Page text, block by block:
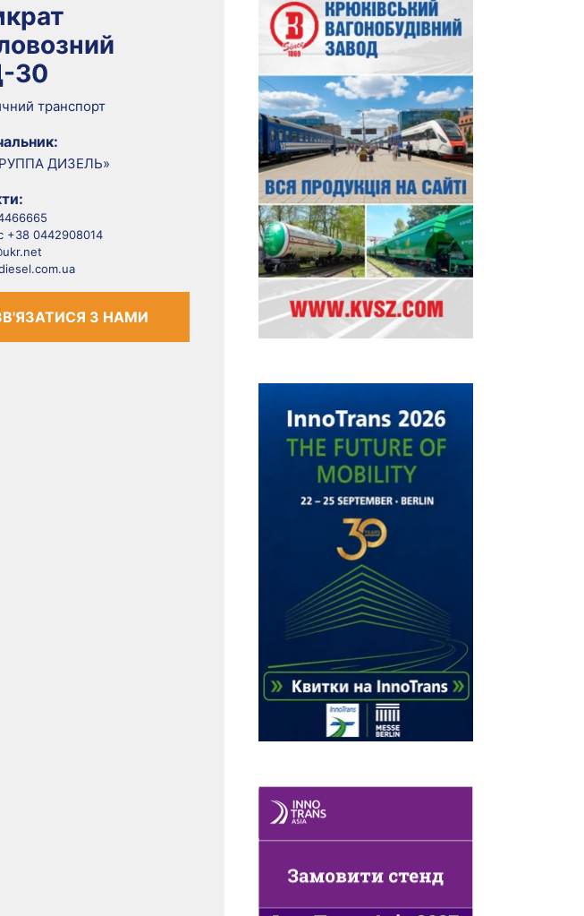
30
транспорт
ДИЗЕЛЬ»
+38 0442908014
З НАМИ